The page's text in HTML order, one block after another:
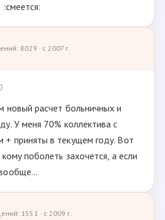
8029 · с 2007 г.
новый расчет больничных и
У меня 70% коллектива с
+ приняты в текущем году. Вот
поболеть захочется, а если
1551 · с 2009 г.